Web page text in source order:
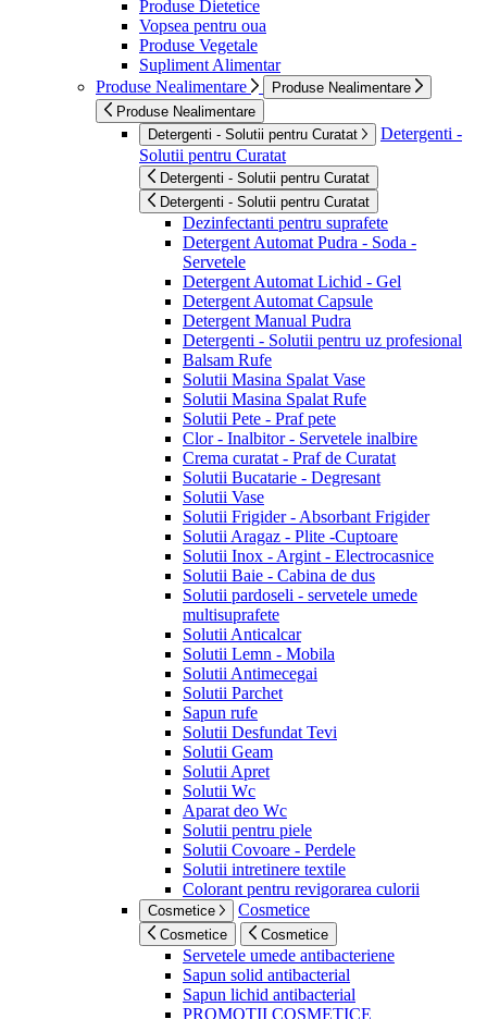
Produse Dietetice
Vopsea pentru oua
Produse Vegetale
Supliment Alimentar
Produse Nealimentare
Produse Nealimentare
Produse Nealimentare
Detergenti - Solutii pentru Curatat
Detergenti -
Solutii pentru Curatat
Detergenti - Solutii pentru Curatat
Detergenti - Solutii pentru Curatat
Dezinfectanti pentru suprafete
Detergent Automat Pudra - Soda -
Servetele
Detergent Automat Lichid - Gel
Detergent Automat Capsule
Detergent Manual Pudra
Detergenti - Solutii pentru uz profesional
Balsam Rufe
Solutii Masina Spalat Vase
Solutii Masina Spalat Rufe
Solutii Pete - Praf pete
Clor - Inalbitor - Servetele inalbire
Crema curatat - Praf de Curatat
Solutii Bucatarie - Degresant
Solutii Vase
Solutii Frigider - Absorbant Frigider
Solutii Aragaz - Plite -Cuptoare
Solutii Inox - Argint - Electrocasnice
Solutii Baie - Cabina de dus
Solutii pardoseli - servetele umede
multisuprafete
Solutii Anticalcar
Solutii Lemn - Mobila
Solutii Antimecegai
Solutii Parchet
Sapun rufe
Solutii Desfundat Tevi
Solutii Geam
Solutii Apret
Solutii Wc
Aparat deo Wc
Solutii pentru piele
Solutii Covoare - Perdele
Solutii intretinere textile
Colorant pentru revigorarea culorii
Cosmetice Cosmetice
Cosmetice Cosmetice
Servetele umede antibacteriene
Sapun solid antibacterial
Sapun lichid antibacterial
PROMOTII COSMETICE